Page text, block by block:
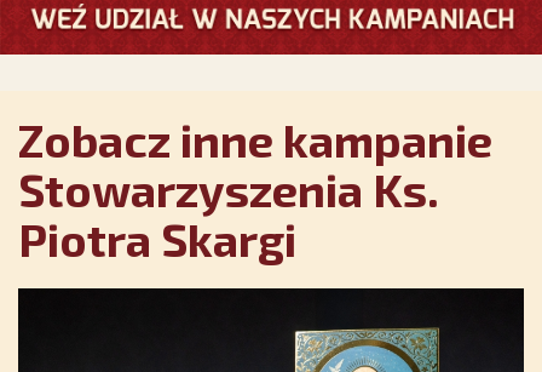
Zobacz inne kampanie
Stowarzyszenia Ks.
Piotra Skargi